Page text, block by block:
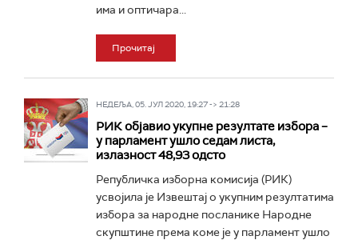
има и оптичара...
Прочитај
НЕДЕЉА, 05. ЈУЛ 2020, 19:27 -> 21:28
РИК објавио укупне резултате избора –
у парламент ушло седам листа,
излазност 48,93 одсто
Републичка изборна комисија (РИК)
усвојила је Извештај о укупним резултатима
избора за народне посланике Народне
скупштине према коме је у парламент ушло